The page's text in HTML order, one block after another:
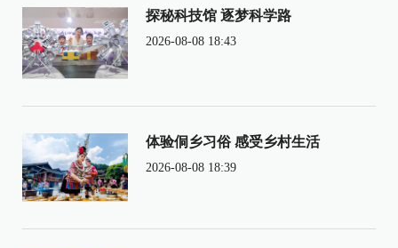
探秘科技馆 逐梦科学路
2026-08-08 18:43
体验侗乡习俗 感受乡村生活
2026-08-08 18:39